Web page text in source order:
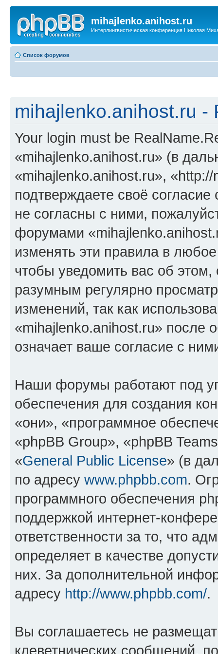
mihajlenko.anihost.ru
Интерлингвистическая конференция Николая
Список форумов
mihajlenko.anihost.ru -
Your login must be
«mihajlenko.anihost.ru» (в
«mihajlenko.anihost.ru»,
подтверждаете своё
не согласны с ними,
форумами
изменять эти правила в
чтобы уведомить вас об
разумным регулярно
изменений, так как
«mihajlenko.anihost.ru» после
означает ваше согласие с
Наши форумы работают под
обеспечения для создания
«они», «программное
«phpBB Group», «phpBB
«General Public License» (в
по адресу www.phpbb.com.
программного обеспечения
поддержкой интернет-
ответственности за то, что
определяет в качестве
них. За дополнительной
адресу http://www.phpbb.com/.
Вы соглашаетесь не
клеветнических сообщений,